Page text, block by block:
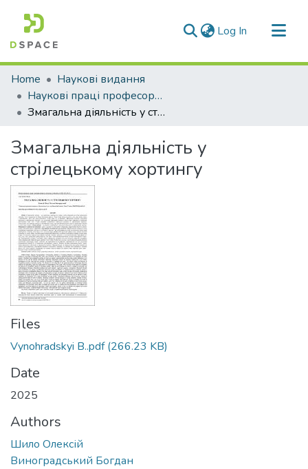
Log In (current)
Communities & Collections
All of DSpace
Statistics
Home
Наукові видання
Наукові праці професорсько-викладацького складу ЛДУФК
Змагальна діяльність у стрілецькому хортингу
Змагальна діяльність у
стрілецькому хортингу
Files
Vynohradskyi B..pdf(266.23 KB)
Date
2025
Authors
Шило Олексій
Виноградський Богдан